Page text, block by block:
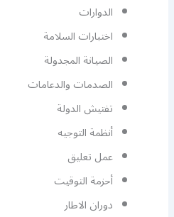
الدوارات
اختبارات السلامة
الصيانة المجدولة
الصدمات والدعامات
تفتيش الدولة
أنظمة التوجيه
عمل تعليق
أحزمة التوقيت
دوران الاطار